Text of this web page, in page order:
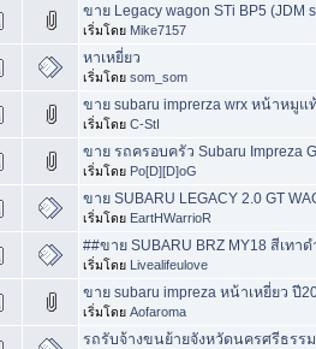
ขาย Legacy wagon STi BP5 (JDM
เริ่มโดย Mike7157
หาเหยี่ยว
เริ่มโดยsom_som
ขาย subaru imprerza wrx หน้าหมูแ
เริ่มโดยC-StI
ขาย รถครอบครัว Subaru Impreza
เริ่มโดย Po[D][D]oG
ขาย SUBARU LEGACY 2.0 GT
เริ่มโดย EartHWarrioR
##ขาย SUBARU BRZ MY18 สีเทา
เริ่มโดย Livealifeulove
ขาย subaru impreza หน้าเหยี่ยว ปี
เริ่มโดยAofaroma
รถรับจ้างขนย้ายจังหวัดนครศรีธรร